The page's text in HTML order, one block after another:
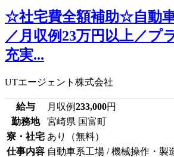
☆社宅費全額補助☆自動
／月収例23万円以上／プ
充実...
UTエージェント株式会社
給与 月収例233,000円
勤務地
宮崎県 国富町
寮・社宅 あり（無料）
仕事内容 自動車系工場 / 機械操作・製